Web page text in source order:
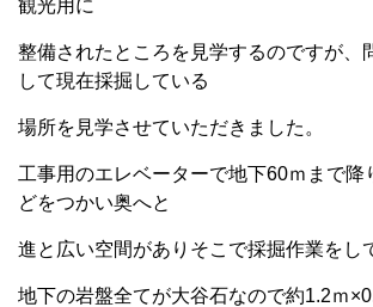
観光用に
整備されたところを見学するのですが、
して現在採掘している
場所を見学させていただきました。
工事用のエレベーターで地下60ｍまで降
どをつかい奥へと
進と広い空間がありそこで採掘作業をし
地下の岩盤全てが大谷石なので約1.2ｍ